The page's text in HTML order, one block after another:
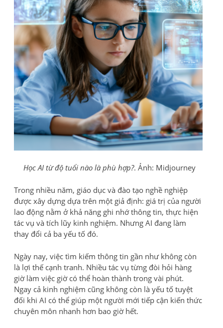
Học AI từ độ tuổi nào là phù hợp?. Ảnh: Midjourney
Trong nhiều năm, giáo dục và đào tạo nghề nghiệp
được xây dựng dựa trên một giả định: giá trị của người
lao động nằm ở khả năng ghi nhớ thông tin, thực hiện
tác vụ và tích lũy kinh nghiệm. Nhưng AI đang làm
thay đổi cả ba yếu tố đó.
Ngày nay, việc tìm kiếm thông tin gần như không còn
là lợi thế cạnh tranh. Nhiều tác vụ từng đòi hỏi hàng
giờ làm việc giờ có thể hoàn thành trong vài phút.
Ngay cả kinh nghiệm cũng không còn là yếu tố tuyệt
đối khi AI có thể giúp một người mới tiếp cận kiến thức
chuyên môn nhanh hơn bao giờ hết.